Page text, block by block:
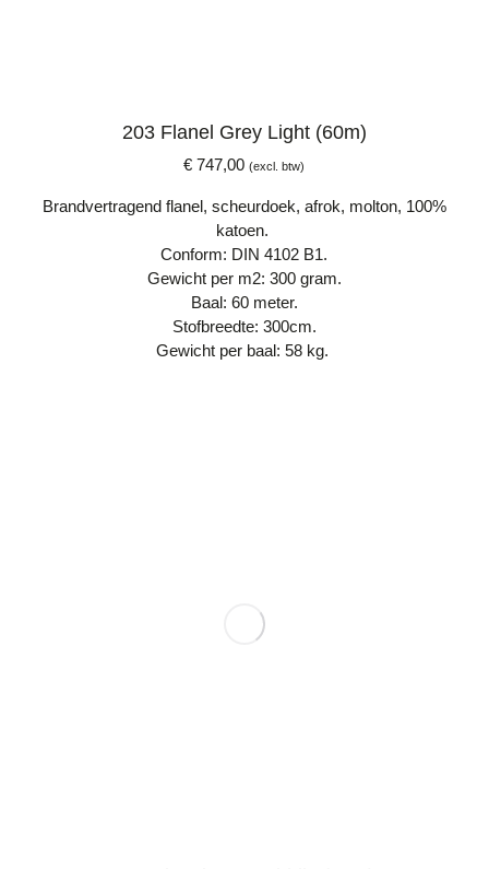
203 Flanel Grey Light (60m)
€ 747,00 (excl. btw)
Brandvertragend flanel, scheurdoek, afrok, molton, 100%
katoen.
Conform: DIN 4102 B1.
Gewicht per m2: 300 gram.
Baal: 60 meter.
Stofbreedte: 300cm.
Gewicht per baal: 58 kg.